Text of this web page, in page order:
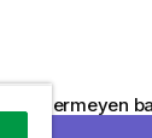
içermeyen
için,